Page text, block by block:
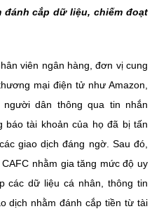
đánh cắp dữ liệu, chiếm đoạt
viên ngân hàng, đơn vị cung
mại điện tử như Amazon,
người dân thông qua tin nhắn
báo tài khoản của họ đã bị tấn
giao dịch đáng ngờ. Sau đó,
nhằm gia tăng mức độ uy
các dữ liệu cá nhân, thông tin
dịch nhằm đánh cắp tiền từ tài